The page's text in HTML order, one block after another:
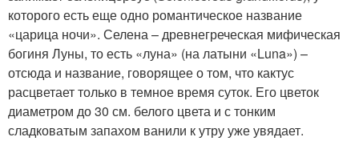
которого есть еще одно романтическое название
«царица ночи». Селена – древнегреческая мифическая
богиня Луны, то есть «луна» (на латыни «Luna») –
отсюда и название, говорящее о том, что кактус
расцветает только в темное время суток. Его цветок
диаметром до 30 см. белого цвета и с тонким
сладковатым запахом ванили к утру уже увядает.